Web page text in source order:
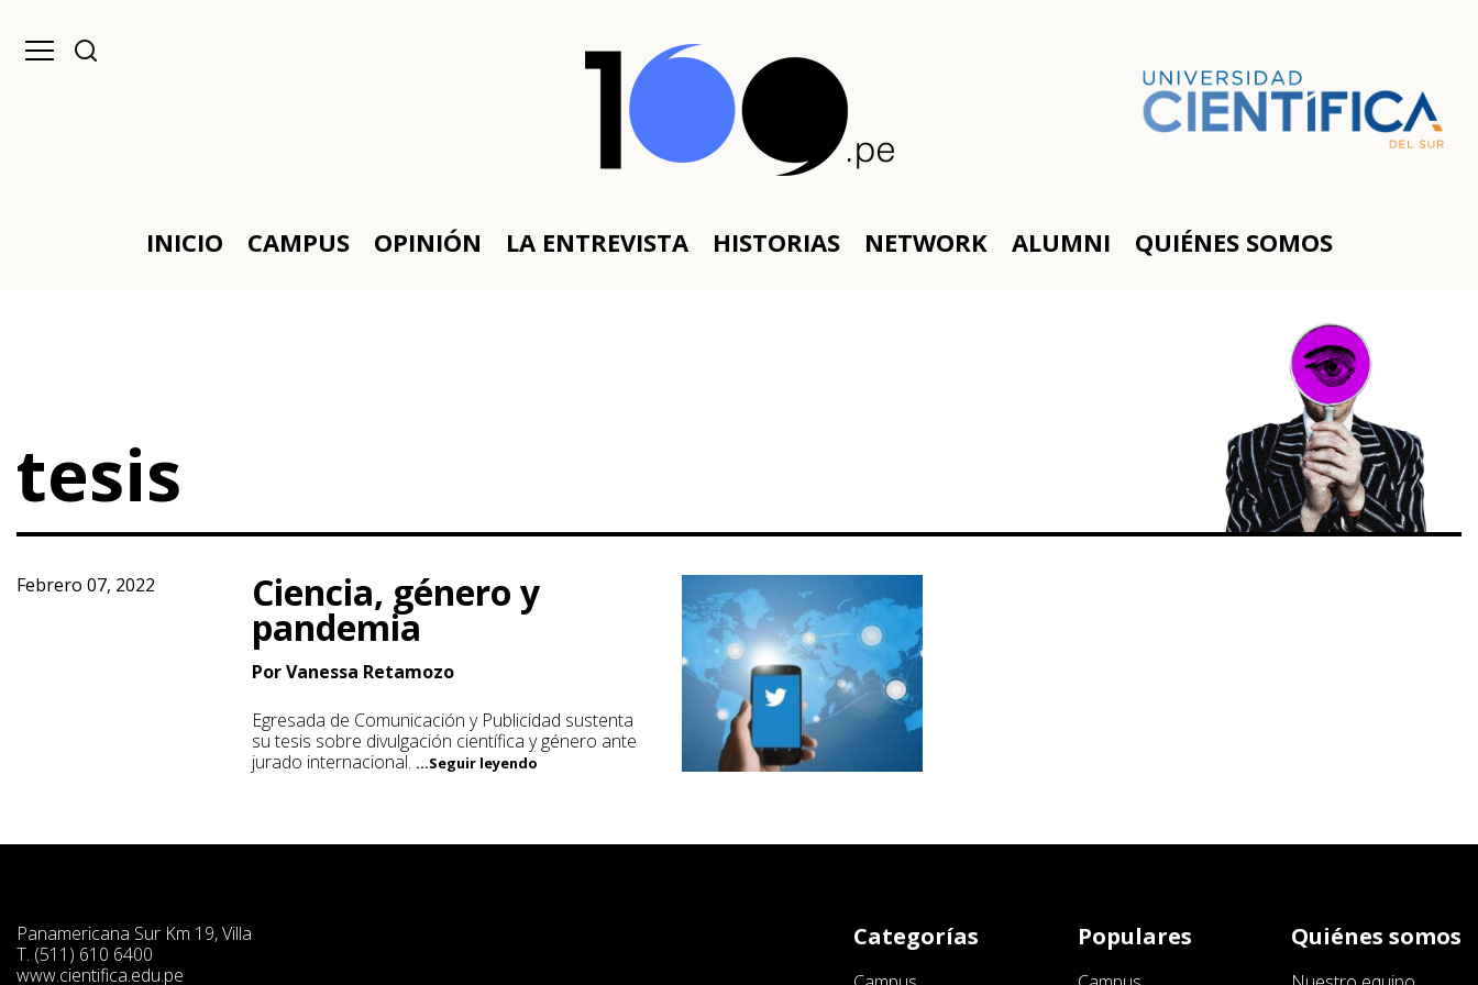
INICIO CAMPUS OPINIÓN LA ENTREVISTA HISTORIAS NETWORK ALUMNI QUIÉNES SOMOS
tesis
Febrero 07, 2022 Ciencia, género y
pandemia
Por Vanessa Retamozo
Egresada de Comunicación y Publicidad sustenta
su tesis sobre divulgación científica y género ante
jurado internacional. ...Seguir leyendo
Panamericana Sur Km 19, Villa
T. (511) 610 6400
www.cientifica.edu.pe
Categorías Populares Quiénes somos